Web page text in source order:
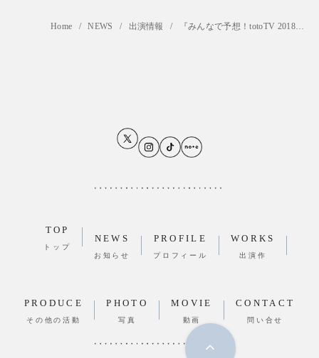
Home NEWS 出演情報 『みんなで予想！totoTV 2018』MC
TOP
トップ
NEWS
お知らせ
PROFILE
プロフィール
WORKS
出演作
PRODUCE
その他の活動
PHOTO
写真
MOVIE
動画
CONTACT
問い合せ